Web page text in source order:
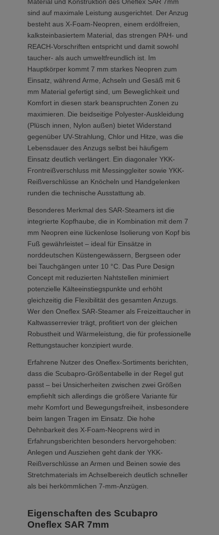
sind auf maximale Leistung ausgerichtet. Der Anzug
besteht aus X-Foam-Neopren, einem erdölfreien,
kalksteinbasiertem Material, das strengen PAH- und
REACH-Vorschriften entspricht und damit sowohl
taucher- als auch umweltfreundlich ist. Im
Hauptkörper kommt 7 mm starkes Neopren zum
Einsatz, während Arme, Achseln und Gesäß mit 6
mm Material gefertigt sind, um Beweglichkeit und
Komfort in diesen stark beanspruchten Zonen zu
maximieren. Die beidseitige Polyester-Auskleidung
(Plüsch innen, Nylon außen) bietet Widerstand
gegenüber UV-Strahlung, Chlor und Hitze, was die
Lebensdauer des Anzugs selbst bei häufigem
Einsatz deutlich verlängert. Ein diagonaler YKK-
Frontreißverschluss mit Messinggleiter sowie YKK-
Reißverschlüsse an Knöcheln und Handgelenken
runden die technische Ausstattung ab.
Besonderes Merkmal des SAR-Steamers ist die
integrierte Kopfhaube, die in Kombination mit dem 7
mm Neopren eine lückenlose Isolierung von Kopf bis
Fuß gewährleistet – ideal für Einsätze in
norddeutschen Küstengewässern, Bergseen oder
bei Tauchgängen unter 10 °C. Das Pure Design
Concept mit reduzierten Nahtstellen minimiert
potenzielle Kälteeinstiegspunkte und erhöht
gleichzeitig die Flexibilität des gesamten Anzugs.
Wer den Oneflex SAR-Steamer als Freizeittaucher in
Kaltwasserrevier trägt, profitiert von der gleichen
Robustheit und Wärmeleistung, die für professionelle
Rettungstaucher konzipiert wurde.
Erfahrene Nutzer des Oneflex-Sortiments berichten,
dass die Scubapro-Größentabelle in der Regel gut
passt – bei Unsicherheiten zwischen zwei Größen
empfiehlt sich allerdings die größere Variante für
mehr Komfort und Bewegungsfreiheit, insbesondere
beim langen Tragen im Einsatz. Die hohe
Dehnbarkeit des X-Foam-Neoprens wird in
Erfahrungsberichten besonders hervorgehoben:
Anlegen und Ausziehen geht dank der YKK-
Reißverschlüsse an Armen und Beinen sowie des
Stretchmaterials im Achselbereich deutlich schneller
als bei herkömmlichen 7-mm-Anzügen.
Eigenschaften des Scubapro
Oneflex SAR 7mm